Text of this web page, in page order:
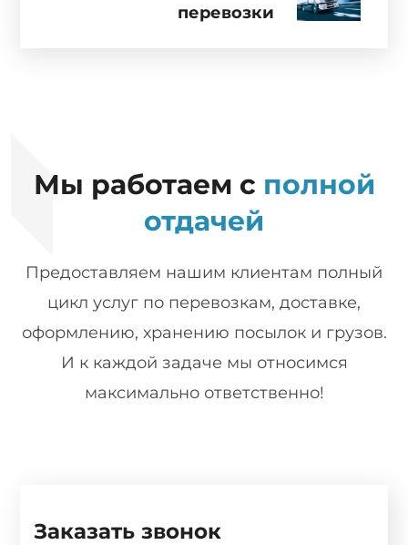
перевозки
Мы работаем с полной
отдачей
Предоставляем нашим клиентам полный
цикл услуг по перевозкам, доставке,
оформлению, хранению посылок и грузов.
И к каждой задаче мы относимся
максимально ответственно!
Заказать звонок